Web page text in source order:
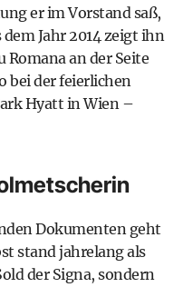
er im Vorstand saß,
Jahr 2014 zeigt ihn
an der Seite
bei der feierlichen
Hyatt in Wien –
Dokumenten geht
stand jahrelang als
der ­Signa, sondern